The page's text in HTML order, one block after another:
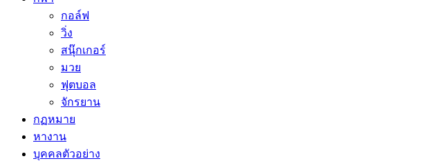
กอล์ฟ
วิ่ง
สนุ๊กเกอร์
มวย
ฟุตบอล
จักรยาน
กฏหมาย
หางาน
บุคคลตัวอย่าง